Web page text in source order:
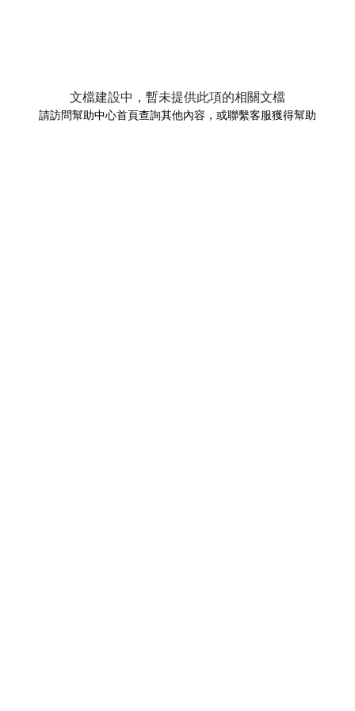
文檔建設中，暫未提供此項的相關文檔
請訪問幫助中心首頁查詢其他內容，或聯繫客服獲得幫助